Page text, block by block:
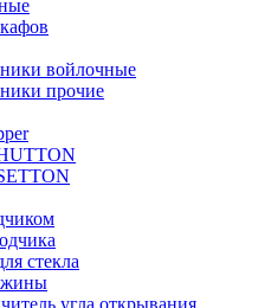
войлочные
прочие
стекла
угла открывания